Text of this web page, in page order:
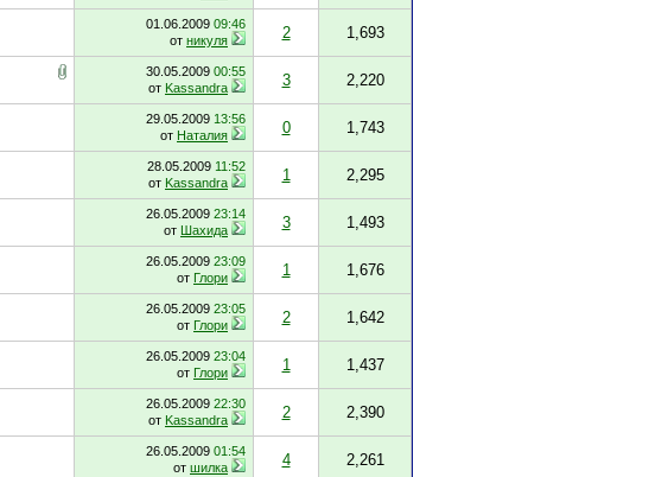
01.06.2009 09:46
от никуля 2 1,693
30.05.2009 00:55
от Kassandra 3 2,220
29.05.2009 13:56
от Наталия 0 1,743
28.05.2009 11:52
от Kassandra 1 2,295
26.05.2009 23:14
от Шахида 3 1,493
26.05.2009 23:09
от Глори 1 1,676
26.05.2009 23:05
от Глори 2 1,642
26.05.2009 23:04
от Глори 1 1,437
26.05.2009 22:30
от Kassandra 2 2,390
26.05.2009 01:54
от шилка 4 2,261